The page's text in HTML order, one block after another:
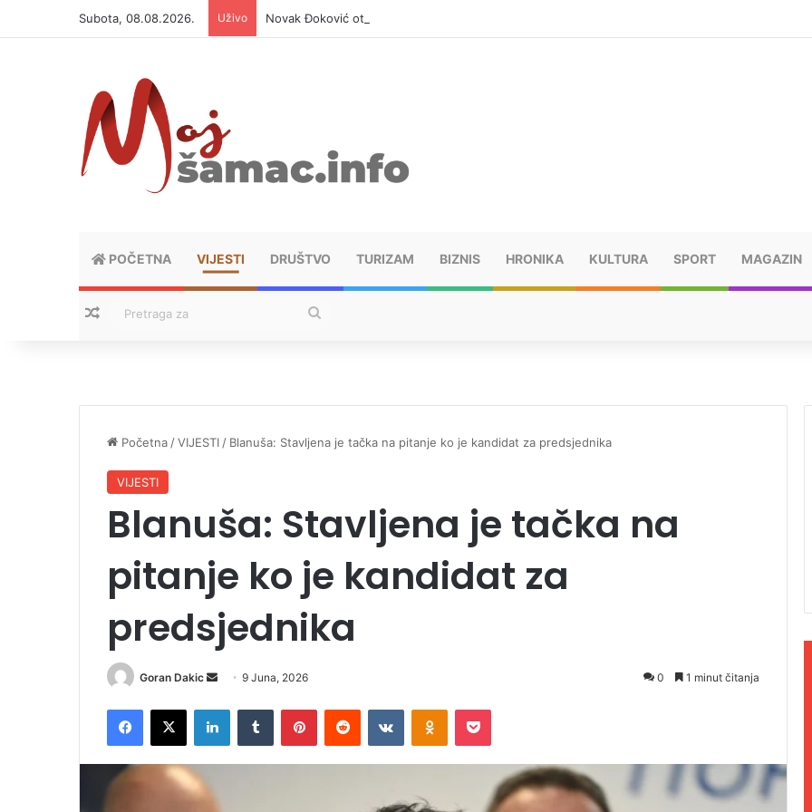
Subota, 08.08.2026. Uživo Novak Đoković otvorio dušu: “Taj poraz me uništio”
POČETNA VIJESTI DRUŠTVO TURIZAM BIZNIS HRONIKA KULTURA SPORT MAGAZIN
Nasumični tekstovi
Početna /VIJESTI / Blanuša: Stavljena je tačka na pitanje ko je kandidat za predsjednika
VIJESTI
Blanuša: Stavljena je tačka na
pitanje ko je kandidat za
predsjednika
Goran Dakic
d
a
9 Juna, 2026 0 1 minut čitanja